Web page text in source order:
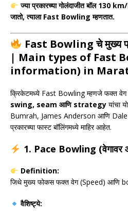
ज्या प्रकारच्या गोलंदाजीत बॉल 130
जातो, त्याला Fast Bowling म्हणतात.
Fast Bowling चे मुख्य
| Main types of Fast
information) in
क्रिकेटमध्ये Fast Bowling म्हणजे फक्त वेग
swing, seam आणि strategy यांचा
Bumrah, James Anderson आणि
प्रकारच्या फास्ट बॉलिंगमध्ये माहिर आहेत.
1. Pace Bowling (वेगावर
Definition:
जिथे मुख्य फोकस फक्त वेग (Speed) आणि
वैशिष्ट्ये: